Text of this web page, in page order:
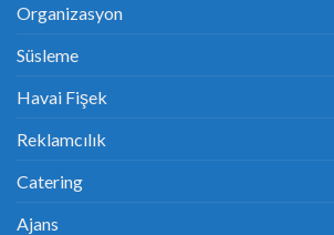
Organizasyon
Süsleme
Havai Fişek
Reklamcılık
Catering
Ajans